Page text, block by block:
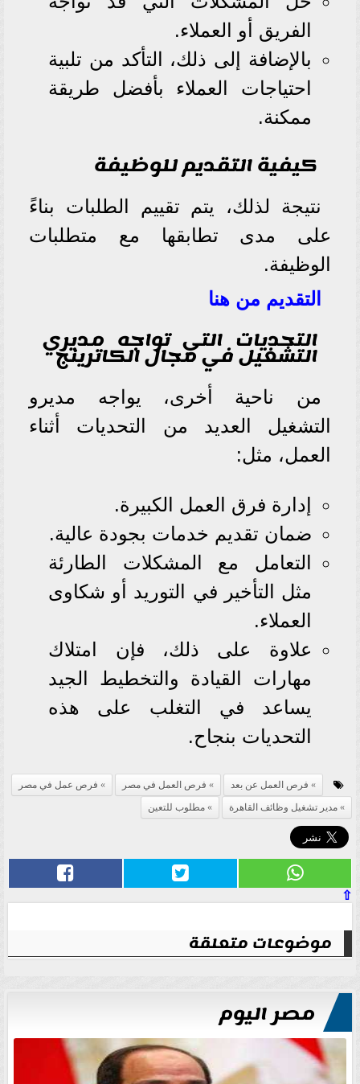
الفريق أو العملاء.
بالإضافة إلى ذلك، التأكد من تلبية
احتياجات العملاء بأفضل طريقة
ممكنة.
كيفية التقديم للوظيفة
نتيجة لذلك، يتم تقييم الطلبات بناءً
على مدى تطابقها مع متطلبات
الوظيفة.
التقديم من هنا
التحديات التي تواجه مديري
التشغيل في مجال الكاترينج
من ناحية أخرى، يواجه مديرو
التشغيل العديد من التحديات أثناء
العمل، مثل:
إدارة فرق العمل الكبيرة.
ضمان تقديم خدمات بجودة عالية.
التعامل مع المشكلات الطارئة
مثل التأخير في التوريد أو شكاوى
العملاء.
علاوة على ذلك، فإن امتلاك
مهارات القيادة والتخطيط الجيد
يساعد في التغلب على هذه
التحديات بنجاح.
فرص العمل عن بعد فرص العمل في مصر
فرص عمل في مصر
مدير تشغيل وظائف القاهرة
مطلوب للتعين
⇧
موضوعات متعلقة
مصر اليوم